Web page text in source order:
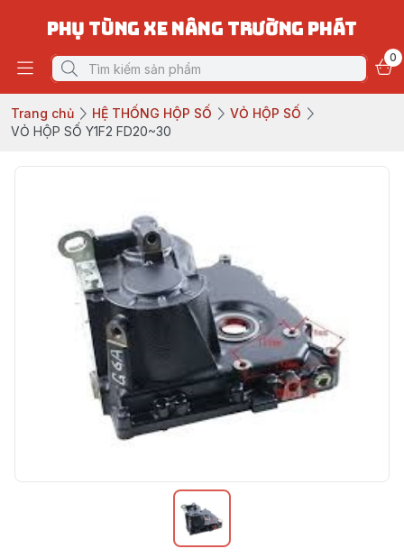
PHỤ TÙNG XE NÂNG TRƯỜNG PHÁT
0
Trang chủ HỆ THỐNG HỘP SỐ
VỎ HỘP SỐ
VỎ HỘP SỐ Y1F2 FD20~30